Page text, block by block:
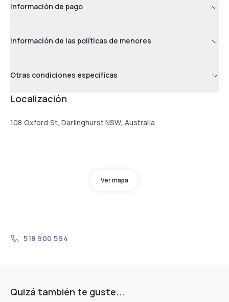
Información de pago
Información de las políticas de menores
Otras condiciones específicas
Localización
108 Oxford St, Darlinghurst NSW, Australia
Ver mapa
518 900 594
Quizá también te guste...